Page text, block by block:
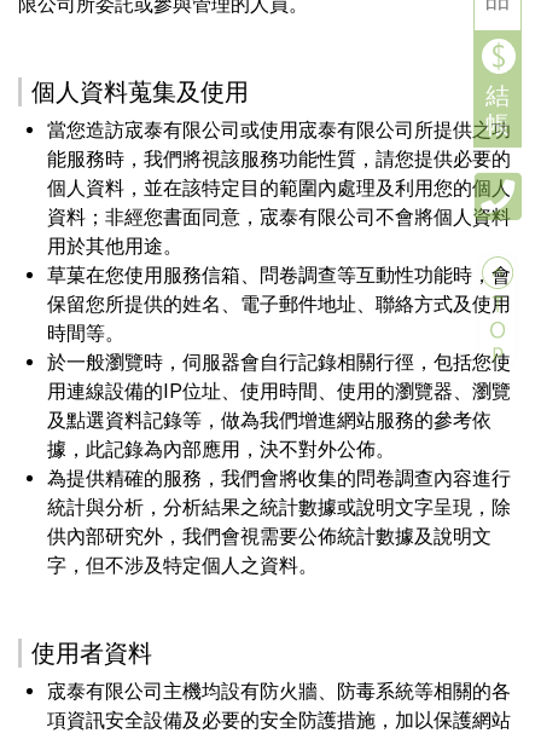
結
帳
個人資料蒐集及使用
當您造訪宬泰有限公司或使用宬泰有限公司所提供之功
能服務時，我們將視該服務功能性質，請您提供必要的
個人資料，並在該特定目的範圍內處理及利用您的個人
資料；非經您書面同意，宬泰有限公司不會將個人資料
用於其他用途。
草菓在您使用服務信箱、問卷調查等互動性功能時，會
保留您所提供的姓名、電子郵件地址、聯絡方式及使用
時間等。
於一般瀏覽時，伺服器會自行記錄相關行徑，包括您使
用連線設備的IP位址、使用時間、使用的瀏覽器、瀏覽
及點選資料記錄等，做為我們增進網站服務的參考依
據，此記錄為內部應用，決不對外公佈。
為提供精確的服務，我們會將收集的問卷調查內容進行
統計與分析，分析結果之統計數據或說明文字呈現，除
供內部研究外，我們會視需要公佈統計數據及說明文
字，但不涉及特定個人之資料。
使用者資料
宬泰有限公司主機均設有防火牆、防毒系統等相關的各
項資訊安全設備及必要的安全防護措施，加以保護網站